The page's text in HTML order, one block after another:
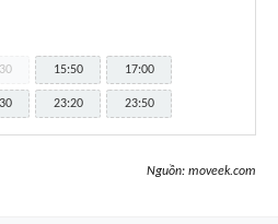
15:50 17:00
23:20 23:50
Nguồn: moveek.com